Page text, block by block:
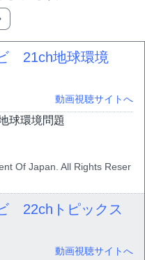
21ch地球環境
動画視聴サイトへ
球環境問題
Of Japan. All Rights Reser
22chトピックス
動画視聴サイトへ